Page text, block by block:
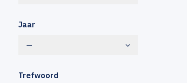
Jaar
—
Trefwoord